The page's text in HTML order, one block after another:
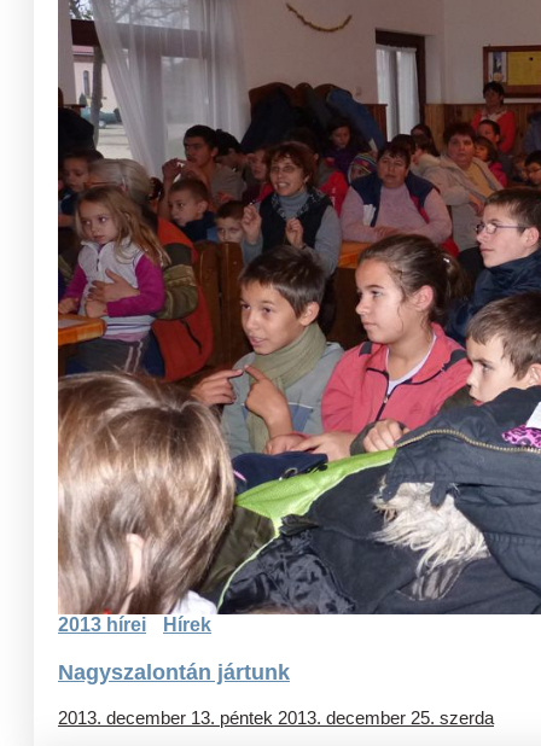
2013 hírei Hírek
Nagyszalontán jártunk
2013. december 13. péntek 2013. december 25. szerda